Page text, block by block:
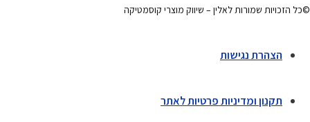
©כל הזכויות שמורות לאלין – שיווק מוצרי קוסמטיקה
הצהרת נגישות
תקנון ומדיניות פרטיות לאתר